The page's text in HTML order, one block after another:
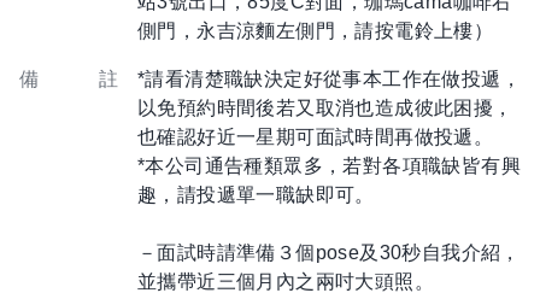
側門，永吉涼麵左側門，請按電鈴上樓）
備 註
*請看清楚職缺決定好從事本工作在做投遞，
以免預約時間後若又取消也造成彼此困擾，
也確認好近一星期可面試時間再做投遞。
*本公司通告種類眾多，若對各項職缺皆有興
趣，請投遞單一職缺即可。
－面試時請準備３個pose及30秒自我介紹，
並攜帶近三個月內之兩吋大頭照。